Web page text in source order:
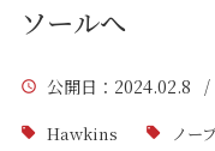
ソールへ
公開日 ：2024.02.8 /
Hawkins ノー